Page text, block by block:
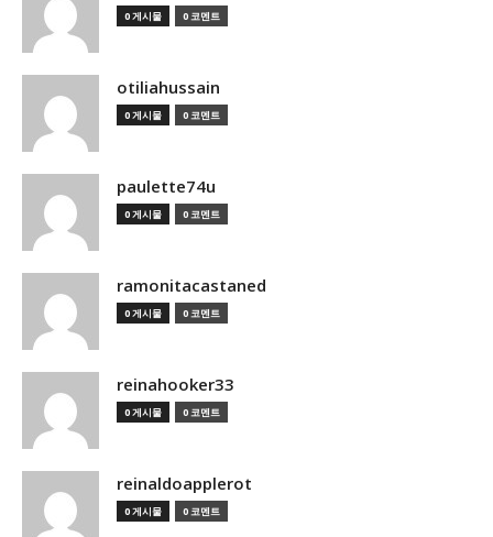
0 게시물 0 코멘트
otiliahussain
0 게시물 0 코멘트
paulette74u
0 게시물 0 코멘트
ramonitacastaned
0 게시물 0 코멘트
reinahooker33
0 게시물 0 코멘트
reinaldoapplerot
0 게시물 0 코멘트